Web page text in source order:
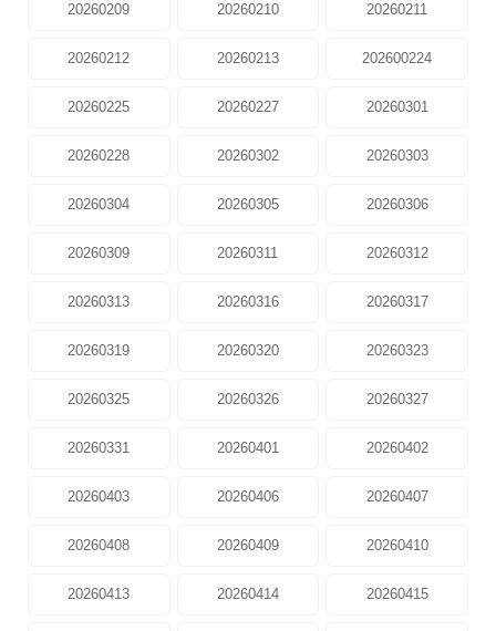
20260209 20260210 20260211
20260212 20260213 202600224
20260225 20260227 20260301
20260228 20260302 20260303
20260304 20260305 20260306
20260309 20260311 20260312
20260313 20260316 20260317
20260319 20260320 20260323
20260325 20260326 20260327
20260331 20260401 20260402
20260403 20260406 20260407
20260408 20260409 20260410
20260413 20260414 20260415